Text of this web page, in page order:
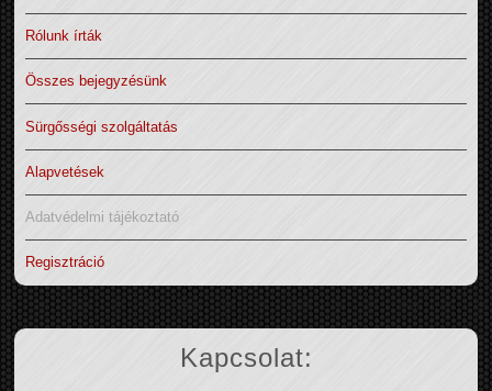
Rólunk írták
Összes bejegyzésünk
Sürgősségi szolgáltatás
Alapvetések
Adatvédelmi tájékoztató
Regisztráció
Kapcsolat: